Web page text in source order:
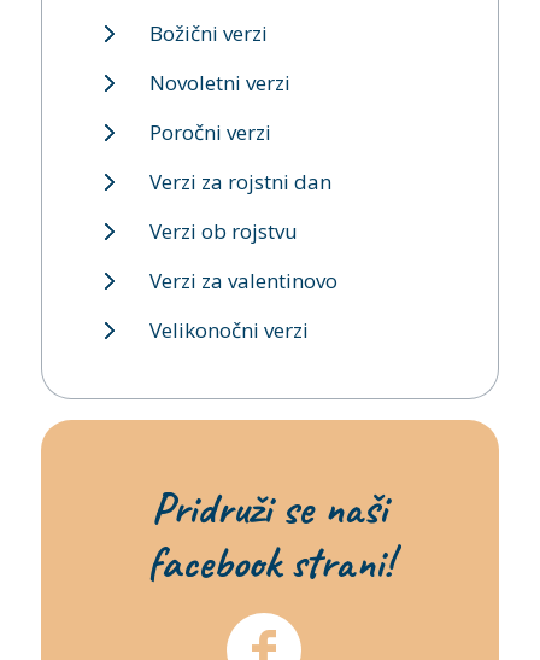
Božični verzi
Novoletni verzi
Poročni verzi
Verzi za rojstni dan
Verzi ob rojstvu
Verzi za valentinovo
Velikonočni verzi
Pridruži se naši
facebook strani!